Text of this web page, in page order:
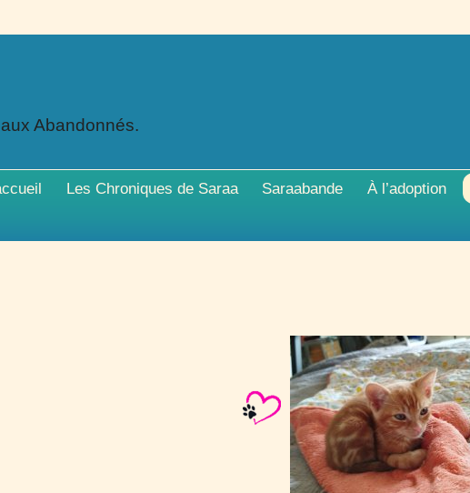
Abandonnés.
Les Chroniques de Saraa Saraabande À l’adoption